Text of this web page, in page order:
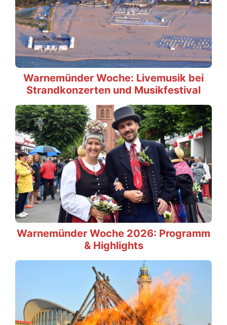
Warnemünder Woche: Livemusik bei
Strandkonzerten und Musikfestival
Warnemünder Woche 2026: Programm
& Highlights